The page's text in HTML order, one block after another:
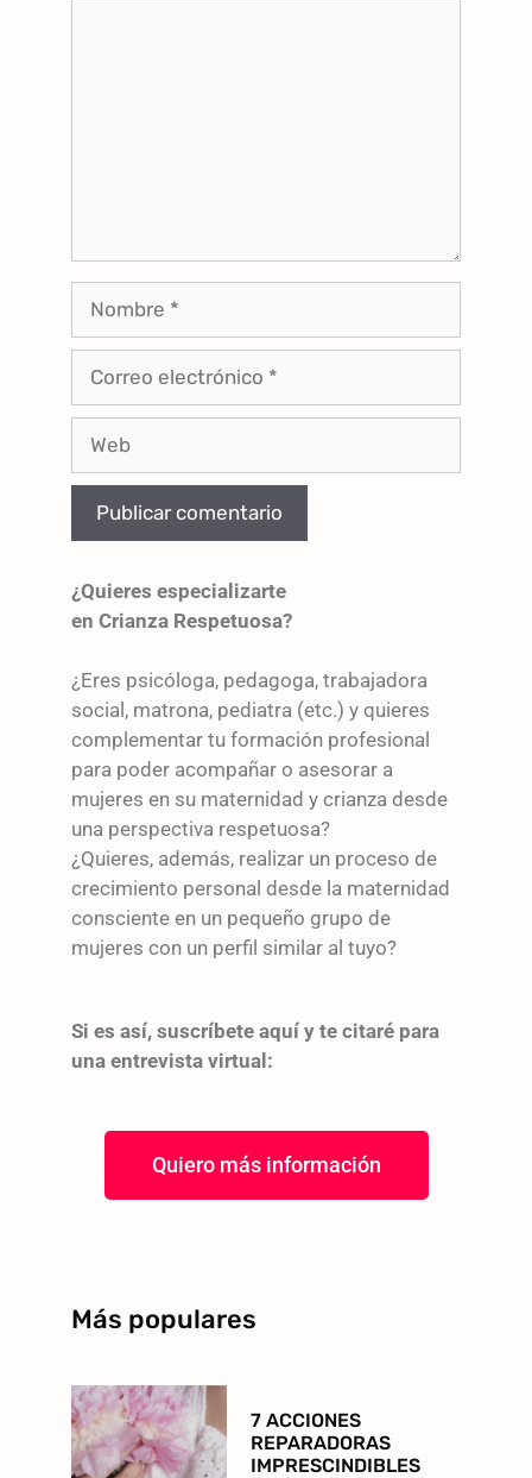
¿Quieres especializarte
en Crianza Respetuosa?
¿Eres psicóloga, pedagoga, trabajadora
social, matrona, pediatra (etc.) y quieres
complementar tu formación profesional
para poder acompañar o asesorar a
mujeres en su maternidad y crianza desde
una perspectiva respetuosa?
¿Quieres, además, realizar un proceso de
crecimiento personal desde la maternidad
consciente en un pequeño grupo de
mujeres con un perfil similar al tuyo?
Si es así, suscríbete aquí y te citaré para
una entrevista virtual:
Quiero más información
Más populares
7 ACCIONES
REPARADORAS
IMPRESCINDIBLES